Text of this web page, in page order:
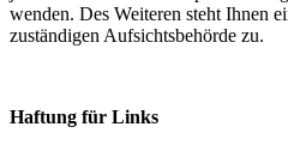
wenden. Des Weiteren steht Ihnen
zuständigen Aufsichtsbehörde zu.
Haftung für Links